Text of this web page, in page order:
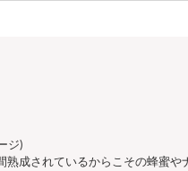
ジ)
熟成されているからこその蜂蜜や